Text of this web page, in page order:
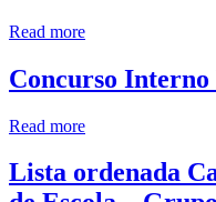
Read more
Concurso
Read more
Lista ordenada